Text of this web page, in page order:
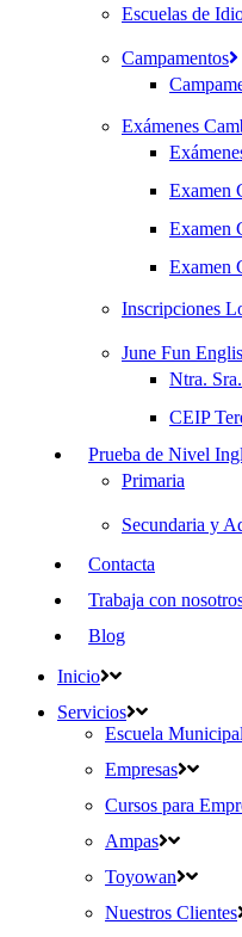
Escuelas de
Campamentos
Exámenes
Examen
Examen
Examen
Inscripciones
June Fun
Ntra.
CEIP
Prueba de Nivel
Primaria
Secundaria y
Contacta
Trabaja con
Blog
Inicio
Servicios
Escuela
Empresas
Cursos para
Ampas
Toyowan
Nuestros Clientes